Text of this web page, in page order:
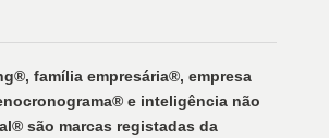
família empresária®️, empresa
e inteligência não
são marcas registadas da